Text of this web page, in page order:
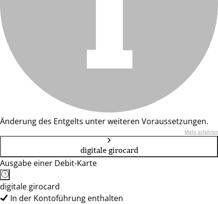
Änderung des Entgelts unter weiteren Voraussetzungen.
Mehr erfahren
digitale girocard
Ausgabe einer Debit-Karte
digitale girocard
In der Kontoführung enthalten